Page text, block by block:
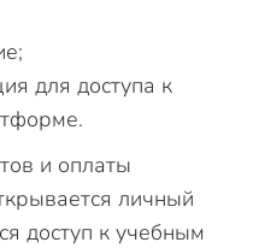
для доступа к
и оплаты
личный
доступ к учебным